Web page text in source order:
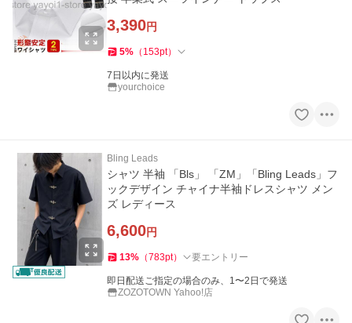
3,390円
5% （ 153pt）
7日以内に発送
yourchoice
Bling Leads
シャツ 半袖 「Bls」 「ZM」「Bling Leads」フ
ックデザイン チャイナ半袖ドレスシャツ メン
ズ レディース
6,600円
13% （783pt） 要エントリー
即日配送ご指定の場合のみ、1〜2日で発送
ZOZOTOWN Yahoo!店